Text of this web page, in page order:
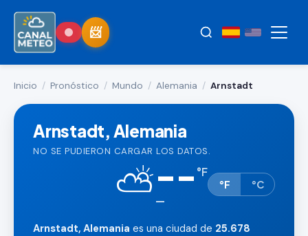
Inicio / Pronóstico / Mundo / Alemania / Arnstadt
Arnstadt, Alemania
NO SE PUDIERON CARGAR LOS DATOS.
⛅-- °F
—
°F °C
Arnstadt, Alemania es una ciudad de 25.678